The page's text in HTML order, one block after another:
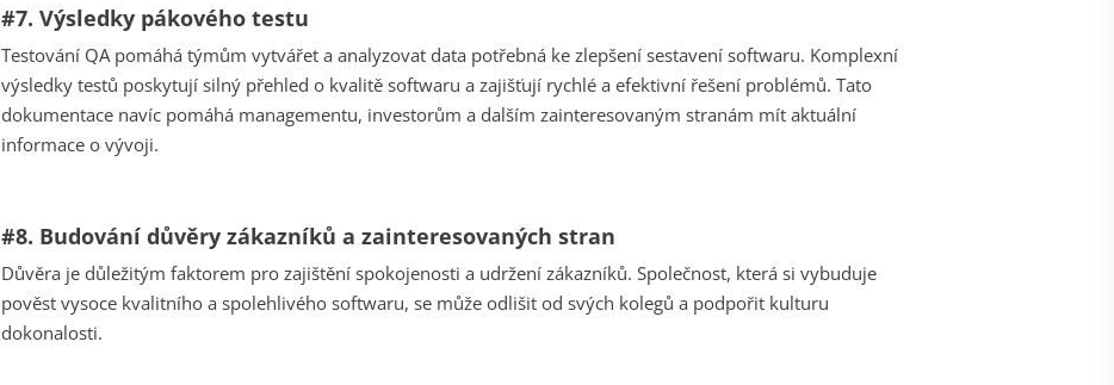
#7. Výsledky pákového testu
Testování QA pomáhá týmům vytvářet a analyzovat data potřebná ke zlepšení sestavení softwaru. Komplexní
výsledky testů poskytují silný přehled o kvalitě softwaru a zajišťují rychlé a efektivní řešení problémů. Tato
dokumentace navíc pomáhá managementu, investorům a dalším zainteresovaným stranám mít aktuální
informace o vývoji.
#8. Budování důvěry zákazníků a zainteresovaných stran
Důvěra je důležitým faktorem pro zajištění spokojenosti a udržení zákazníků. Společnost, která si vybuduje
pověst vysoce kvalitního a spolehlivého softwaru, se může odlišit od svých kolegů a podpořit kulturu
dokonalosti.